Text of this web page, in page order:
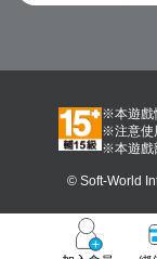
COUPON之發送
之權利，並有權
※本遊戲
※注意使
※本遊戲
© Soft-World